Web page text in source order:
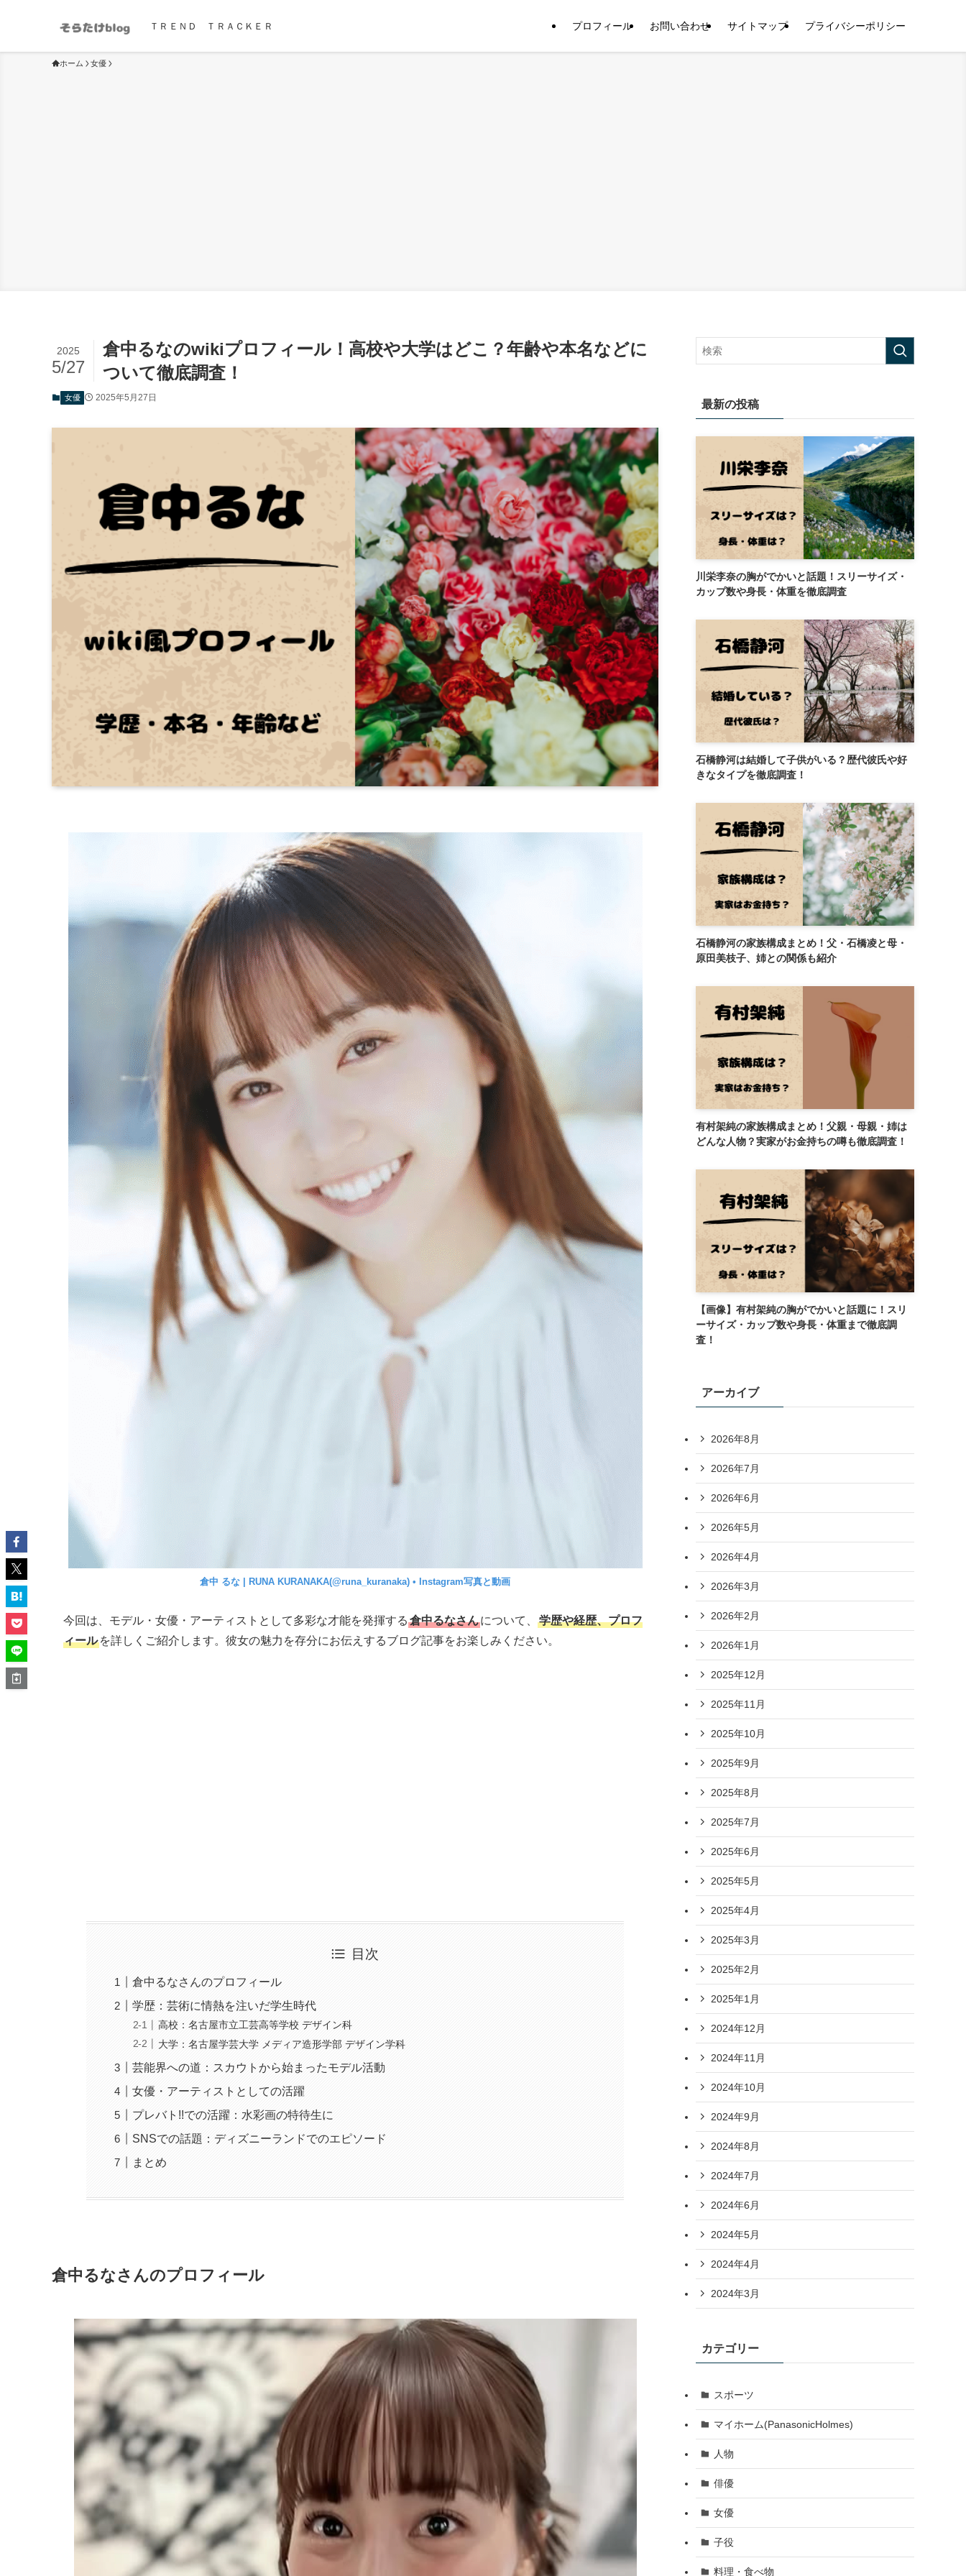
ＴＲＥＮＤ ＴＲＡＣＫＥＲ プロフィール お問い合わせ サイトマップ プライバシーポリシー
ホーム 女優
倉中るなのwikiプロフィール！高校や大学はどこ？年齢や本名などに
ついて徹底調査！
2025
5/27
女優 2025年5月27日
倉中 るな | RUNA KURANAKA(@runa_kuranaka) • Instagram写真と動画
今回は、モデル・女優・アーティストとして多彩な才能を発揮する 倉中るなさんについて、
学歴や経歴、プロフ
ィール を詳しくご紹介します。彼女の魅力を存分にお伝えするブログ記事をお楽しみください。
目次
倉中るなさんのプロフィール
学歴：芸術に情熱を注いだ学生時代
高校：名古屋市立工芸高等学校 デザイン科
大学：名古屋学芸大学 メディア造形学部 デザイン学科
芸能界への道：スカウトから始まったモデル活動
女優・アーティストとしての活躍
プレバト!!での活躍：水彩画の特待生に
SNSでの話題：ディズニーランドでのエピソード
まとめ
倉中るなさんのプロフィール
最新の投稿
川栄李奈の胸がでかいと話題！スリーサイズ・
カップ数や身長・体重を徹底調査
石橋静河は結婚して子供がいる？歴代彼氏や好
きなタイプを徹底調査！
石橋静河の家族構成まとめ！父・石橋凌と母・
原田美枝子、姉との関係も紹介
有村架純の家族構成まとめ！父親・母親・姉は
どんな人物？実家がお金持ちの噂も徹底調査！
【画像】有村架純の胸がでかいと話題に！スリ
ーサイズ・カップ数や身長・体重まで徹底調
査！
アーカイブ
2026年8月
2026年7月
2026年6月
2026年5月
2026年4月
2026年3月
2026年2月
2026年1月
2025年12月
2025年11月
2025年10月
2025年9月
2025年8月
2025年7月
2025年6月
2025年5月
2025年4月
2025年3月
2025年2月
2025年1月
2024年12月
2024年11月
2024年10月
2024年9月
2024年8月
2024年7月
2024年6月
2024年5月
2024年4月
2024年3月
カテゴリー
スポーツ
マイホーム(PanasonicHolmes)
人物
俳優
女優
子役
料理・食べ物